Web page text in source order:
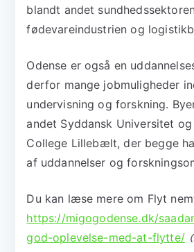
blandt andet
fødevareindustrien og
Odense er også en
derfor mange jobmuligheder
undervisning og forskning.
andet Syddansk Universitet
College Lillebælt, der begge
af uddannelser og
Du kan læse mere om Flyt
https://migogodense.dk/
god-oplevelse-med-at-flytte/